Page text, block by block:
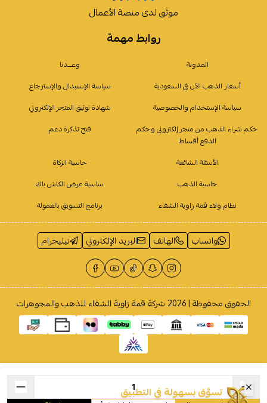
روابط مهمة
المدونة
وعـــدنا
أسعار الذهب الآن في السعودية
سياسة الإستبدال والإسترجاع
سياسة الإستخدام والخصوصية
شهادة توثيق المتجر الإلكتروني
حكم شراء الذهب من متجر إلكتروني وحكم
الدفع أقساط
فتح تذكرة دعم
الأسئلة الشائعة
حاسبة الزكاة
حاسبة الذهب
ساسية عرض الكاش باك
نظام ولاء قمة زاوية الشفاء
برنامج التسويق بالعمولة
موثق لدى منصة الأعمال
واتساب الهاتف البريد الإلكتروني تيليجرام
الحقوق محفوظة | 2026 شركة قمة زاوية الشفاء للذهب والمجوهرات
تسوَّق بسهولة في التطبيق